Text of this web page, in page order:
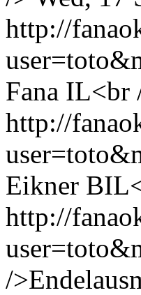
http://
Fana IL<br
http://
Eikner
http://
/